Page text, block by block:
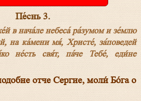
Пе́снь 3.
в нача́ле небеса́ ра́зумом и зе́млю
на ка́мени мя́, Христе́, за́поведей
не́сть свя́т, па́че Тебе́, еди́не
отче Сергие, моли́ Бо́га о